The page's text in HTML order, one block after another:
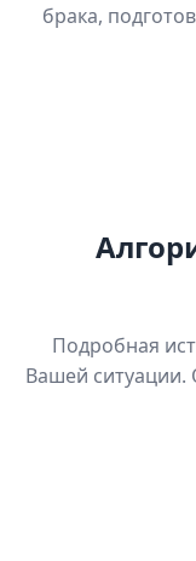
брака,
Подробная
Вашей